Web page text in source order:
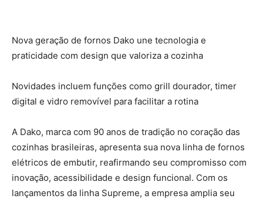
Nova geração de fornos Dako une tecnologia e
praticidade com design que valoriza a cozinha
Novidades incluem funções como grill dourador, timer
digital e vidro removível para facilitar a rotina
A Dako, marca com 90 anos de tradição no coração das
cozinhas brasileiras, apresenta sua nova linha de fornos
elétricos de embutir, reafirmando seu compromisso com
inovação, acessibilidade e design funcional. Com os
lançamentos da linha Supreme, a empresa amplia seu